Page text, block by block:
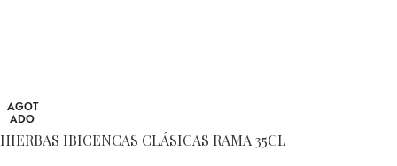
AGOT
ADO
HIERBAS IBICENCAS CLÁSICAS RAMA 35CL